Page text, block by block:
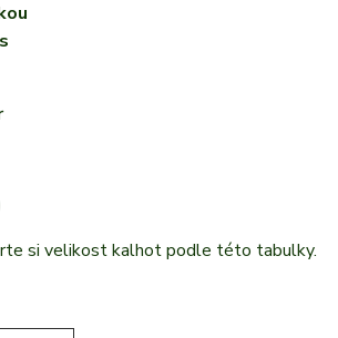
si velikost kalhot podle této tabulky.